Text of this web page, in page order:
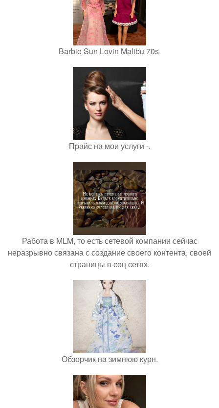
Barbie Sun Lovin Malibu 70s.
Прайс на мои услуги -.
Работа в MLM, то есть сетевой компании сейчас
неразрывно связана с создание своего контента, своей
страницы в соц сетях.
Обзорчик на зимнюю курн.